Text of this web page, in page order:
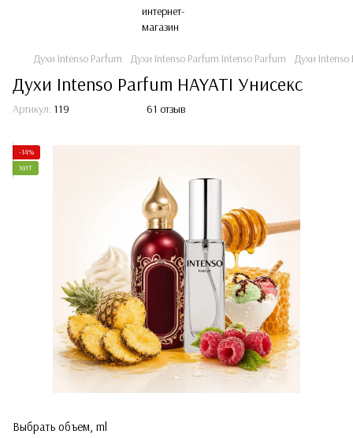
Духи Intenso Parfum Духи Intenso Parfum Intenso Parfum Духи Intenso
Духи Intenso Parfum HAYATI Унисекс
Артикул: 119 61 отзыв
-14%
ХИТ
Выбрать объем, ml